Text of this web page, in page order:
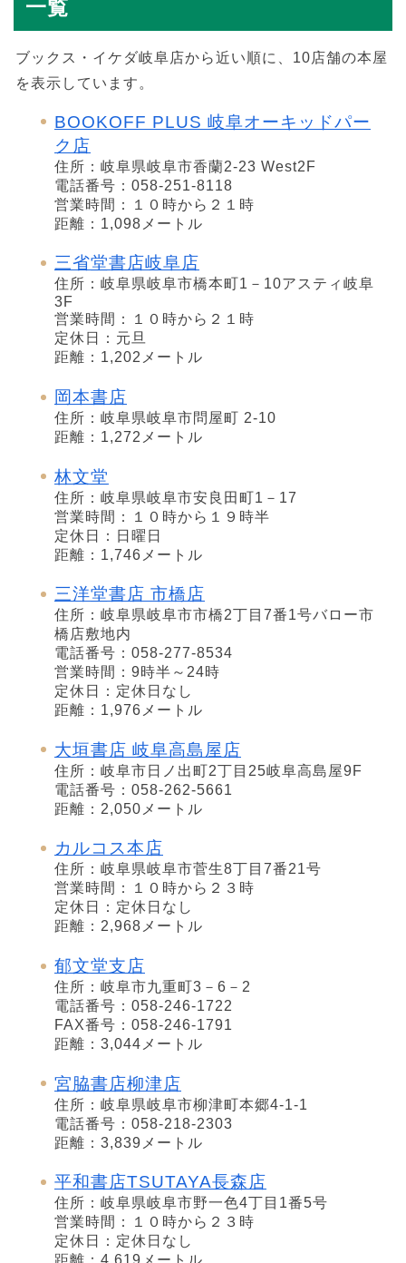
一覧
ブックス・イケダ岐阜店から近い順に、10店舗の本屋
を表示しています。
BOOKOFF PLUS 岐阜オーキッドパー
ク店
住所：岐阜県岐阜市香蘭2-23 West2F
電話番号：058-251-8118
営業時間：１０時から２１時
距離：1,098メートル
三省堂書店岐阜店
住所：岐阜県岐阜市橋本町1－10アスティ岐阜
3F
営業時間：１０時から２１時
定休日：元旦
距離：1,202メートル
岡本書店
住所：岐阜県岐阜市問屋町 2-10
距離：1,272メートル
林文堂
住所：岐阜県岐阜市安良田町1－17
営業時間：１０時から１９時半
定休日：日曜日
距離：1,746メートル
三洋堂書店 市橋店
住所：岐阜県岐阜市市橋2丁目7番1号バロー市
橋店敷地内
電話番号：058-277-8534
営業時間：9時半～24時
定休日：定休日なし
距離：1,976メートル
大垣書店 岐阜高島屋店
住所：岐阜市日ノ出町2丁目25岐阜高島屋9F
電話番号：058-262-5661
距離：2,050メートル
カルコス本店
住所：岐阜県岐阜市菅生8丁目7番21号
営業時間：１０時から２３時
定休日：定休日なし
距離：2,968メートル
郁文堂支店
住所：岐阜市九重町3－6－2
電話番号：058-246-1722
FAX番号：058-246-1791
距離：3,044メートル
宮脇書店柳津店
住所：岐阜県岐阜市柳津町本郷4-1-1
電話番号：058-218-2303
距離：3,839メートル
平和書店TSUTAYA長森店
住所：岐阜県岐阜市野一色4丁目1番5号
営業時間：１０時から２３時
定休日：定休日なし